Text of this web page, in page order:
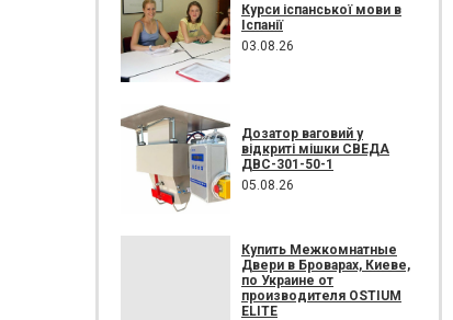
Курси іспанської мови в
Іспанії
03.08.26
Дозатор ваговий у
відкриті мішки СВЕДА
ДВС-301-50-1
05.08.26
Купить Межкомнатные
Двери в Броварах, Киеве,
по Украине от
производителя OSTIUM
ELITE